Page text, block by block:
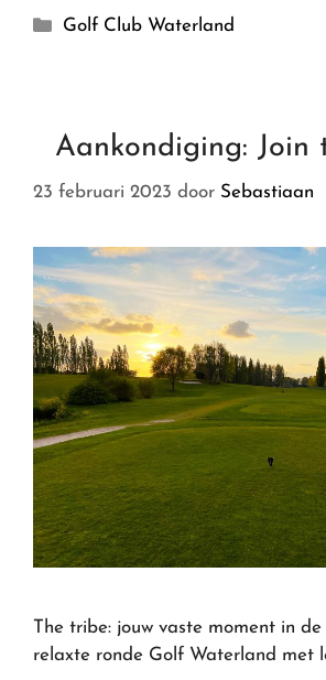
Golf Club Waterland
Aankondiging: Join
23 februari 2023 door Sebastiaan
The tribe: jouw vaste moment in de
relaxte ronde Golf Waterland met